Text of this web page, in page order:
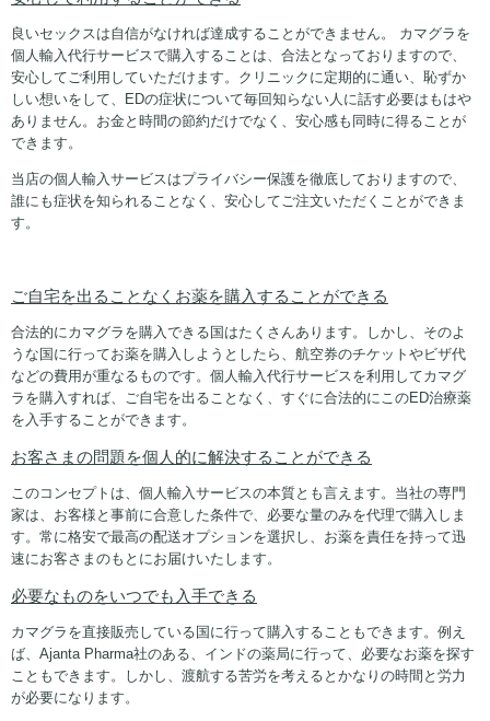
良いセックスは自信がなければ達成することができません。 カマグラを
個人輸入代行サービスで購入することは、合法となっておりますので、
安心してご利用していただけます。クリニックに定期的に通い、恥ずか
しい想いをして、EDの症状について毎回知らない人に話す必要はもはや
ありません。お金と時間の節約だけでなく、安心感も同時に得ることが
できます。
当店の個人輸入サービスはプライバシー保護を徹底しておりますので、
誰にも症状を知られることなく、安心してご注文いただくことができま
す。
ご自宅を出ることなくお薬を購入することができる
合法的にカマグラを購入できる国はたくさんあります。しかし、そのよ
うな国に行ってお薬を購入しようとしたら、航空券のチケットやビザ代
などの費用が重なるものです。個人輸入代行サービスを利用してカマグ
ラを購入すれば、ご自宅を出ることなく、すぐに合法的にこのED治療薬
を入手することができます。
お客さまの問題を個人的に解決することができる
このコンセプトは、個人輸入サービスの本質とも言えます。当社の専門
家は、お客様と事前に合意した条件で、必要な量のみを代理で購入しま
す。常に格安で最高の配送オプションを選択し、お薬を責任を持って迅
速にお客さまのもとにお届けいたします。
必要なものをいつでも入手できる
カマグラを直接販売している国に行って購入することもできます。例え
ば、Ajanta Pharma社のある、インドの薬局に行って、必要なお薬を探す
こともできます。しかし、渡航する苦労を考えるとかなりの時間と労力
が必要になります。